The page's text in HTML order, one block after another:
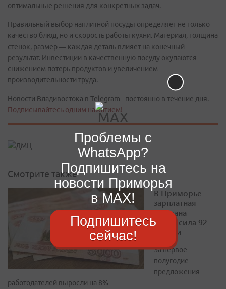
оптимальные решения для конкретных задач.
Правильный выбор наплитной посуды определяет не только
качество блюд, но и скорость работы кухни. Материал, толщина
стенок, размер — каждая деталь влияет на конечный
результат. Инвестиции в качественную посуду окупаются
снижением потерь продуктов и увеличением
производительности труда.
Новости Владивостока в Telegram - постоянно в течение дня.
Подписывайтесь одним нажатием!
Смотрите также
В Приморье
зарплатная
медиана
превысила 92
тысячи
За первое
полугодие
предложения
работодателей выросли на 8%
Проблемы с
WhatsApp?
Подпишитесь на
новости Приморья
в MAX!
Подпишитесь
сейчас!